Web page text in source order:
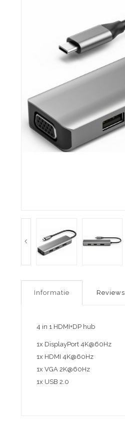
Informatie Reviews
4 in 1 HDMI+DP hub
1x DisplayPort 4K@60Hz
1x HDMI 4K@60Hz
1x VGA 2K@60Hz
1x USB 2.0